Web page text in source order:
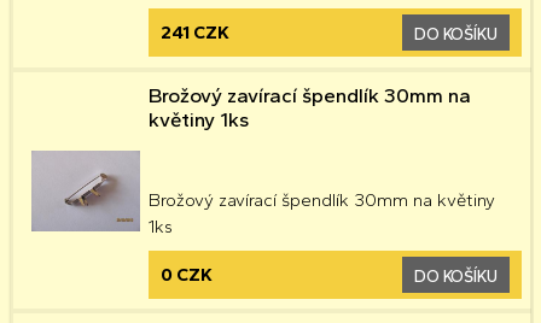
241 CZK DO KOŠÍKU
Brožový zavírací špendlík 30mm na
květiny 1ks
Brožový zavírací špendlík 30mm na květiny
1ks
0 CZK DO KOŠÍKU